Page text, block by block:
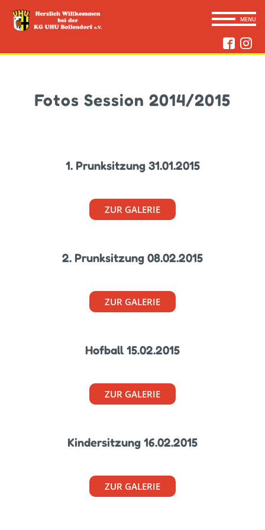
MENU
Fotos Session 2014/2015
1. Prunksitzung 31.01.2015
ZUR GALERIE
2. Prunksitzung 08.02.2015
ZUR GALERIE
Hofball 15.02.2015
ZUR GALERIE
Kindersitzung 16.02.2015
ZUR GALERIE